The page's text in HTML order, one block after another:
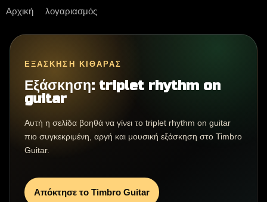
Αρχική λογαριασμός
ΕΞΆΣΚΗΣΗ ΚΙΘΆΡΑΣ
Εξάσκηση: triplet rhythm on
guitar
Αυτή η σελίδα βοηθά να γίνει το triplet rhythm on guitar
πιο συγκεκριμένη, αργή και μουσική εξάσκηση στο Timbro
Guitar.
Απόκτησε το Timbro Guitar